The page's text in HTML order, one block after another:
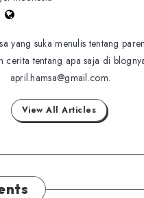
Facebook
Website
yang suka menulis tentang
cerita tentang apa saja di
april.hamsa@gmail.com.
View All Articles